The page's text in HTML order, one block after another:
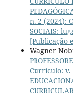
n. 2 (2024):
SOCIAIS:
[Publicação
Wagner
Currículo: v.